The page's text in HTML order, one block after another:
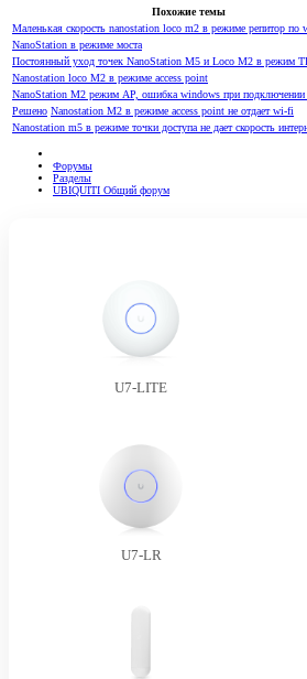
Похожие темы
Маленькая скорость nanostation loco m2 в режиме репитор по
NanoStation в режиме моста
Постоянный уход точек NanoStation M5 и Loco M2 в режим
Nanostation loco M2 в режиме access point
NanoStation M2 режим AP, ошибка windows при
Решено Nanostation M2 в режиме access point не отдает wi-fi
Nanostation m5 в режиме точки доступа не дает скорость
Форумы
Разделы
UBIQUITI Общий форум
U7-LITE
U7-LR